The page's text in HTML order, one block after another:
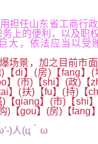
山东省工商行政
上的便利，以及职
，依法应当以受
景，加之目前市面
】(房)【fang】(
(市)【shi】(政)【
(扶)【fu】(持)【
qiang】(市)【shi
【gou】(房)【fang
)人(ц｀ω